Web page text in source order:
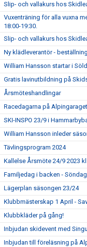
Slip- och vallakurs hos
Vuxenträning för alla vuxna
18:00-19:30.
Slip- och vallakurs hos
Ny klädleverantör -
William Hansson startar i
Gratis lavinutbildning på
Årsmöteshandlingar
Racedagarna på Alpingaraget
SKI-INSPO 23/9 i
William Hansson inleder
Tävlingsprogram 2024
Kallelse Årsmöte 24/9 2023
Familjedag i backen -
Lägerplan säsongen 23/24
Klubbmästerskap 1 April -
Klubbkläder på gång!
Inbjudan skidevent med
Inbjudan till föreläsning på